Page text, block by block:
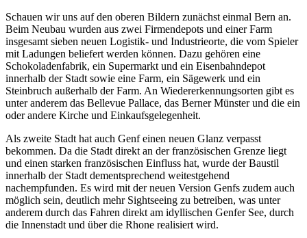
Schauen wir uns auf den oberen Bildern zunächst einmal Bern an.
Beim Neubau wurden aus zwei Firmendepots und einer Farm
insgesamt sieben neuen Logistik- und Industrieorte, die vom Spieler
mit Ladungen beliefert werden können. Dazu gehören eine
Schokoladenfabrik, ein Supermarkt und ein Eisenbahndepot
innerhalb der Stadt sowie eine Farm, ein Sägewerk und ein
Steinbruch außerhalb der Farm. An Wiedererkennungsorten gibt es
unter anderem das Bellevue Pallace, das Berner Münster und die ein
oder andere Kirche und Einkaufsgelegenheit.
Als zweite Stadt hat auch Genf einen neuen Glanz verpasst
bekommen. Da die Stadt direkt an der französischen Grenze liegt
und einen starken französischen Einfluss hat, wurde der Baustil
innerhalb der Stadt dementsprechend weitestgehend
nachempfunden. Es wird mit der neuen Version Genfs zudem auch
möglich sein, deutlich mehr Sightseeing zu betreiben, was unter
anderem durch das Fahren direkt am idyllischen Genfer See, durch
die Innenstadt und über die Rhone realisiert wird.